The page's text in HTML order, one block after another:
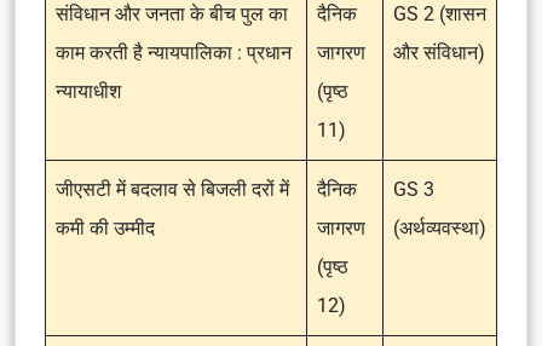
संविधान और जनता के बीच पुल का
काम करती है न्यायपालिका : प्रधान
न्यायाधीश
दैनिक
जागरण
(पृष्ठ
11)
GS 2 (शासन
और संविधान)
जीएसटी में बदलाव से बिजली दरों में
कमी की उम्मीद
दैनिक
जागरण
(पृष्ठ
12)
GS 3
(अर्थव्यवस्था)